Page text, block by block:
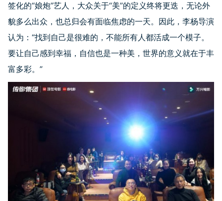
签化的“娘炮”艺人，大众关于“美”的定义终将更迭，无论外
貌多么出众，也总归会有面临焦虑的一天。因此，李杨导演
认为：“找到自己是很难的，不能所有人都活成一个模子。
要让自己感到幸福，自信也是一种美，世界的意义就在于丰
富多彩。”